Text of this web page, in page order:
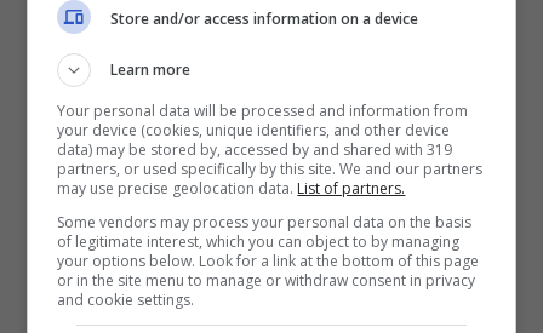
concentrazione della campionessa non
sembra risentirne. Paola ha trovato nelle
trasformando le energie nervose in una
potenza devastanteche le avversarie
faticano a contenere.
Store and/or access information on a device
Learn more
Your personal data will be processed and information from
your device (cookies, unique identifiers, and other device
data) may be stored by, accessed by and shared with 319
partners, or used specifically by this site. We and our partners
may use precise geolocation data. List of partners.
Some vendors may process your personal data on the basis
of legitimate interest, which you can object to by managing
your options below. Look for a link at the bottom of this page
or in the site menu to manage or withdraw consent in privacy
and cookie settings.